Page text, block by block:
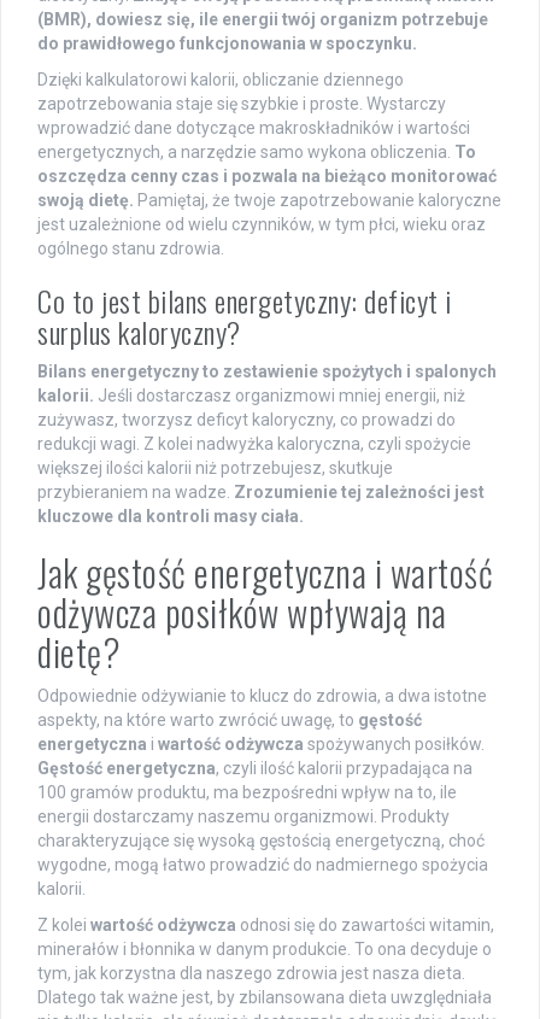
(BMR), dowiesz się, ile energii twój organizm potrzebuje
do prawidłowego funkcjonowania w spoczynku.
Dzięki kalkulatorowi kalorii, obliczanie dziennego
zapotrzebowania staje się szybkie i proste. Wystarczy
wprowadzić dane dotyczące makroskładników i wartości
energetycznych, a narzędzie samo wykona obliczenia. To
oszczędza cenny czas i pozwala na bieżąco monitorować
swoją dietę. Pamiętaj, że twoje zapotrzebowanie kaloryczne
jest uzależnione od wielu czynników, w tym płci, wieku oraz
ogólnego stanu zdrowia.
Co to jest bilans energetyczny: deficyt i
surplus kaloryczny?
Bilans energetyczny to zestawienie spożytych i spalonych
kalorii. Jeśli dostarczasz organizmowi mniej energii, niż
zużywasz, tworzysz deficyt kaloryczny, co prowadzi do
redukcji wagi. Z kolei nadwyżka kaloryczna, czyli spożycie
większej ilości kalorii niż potrzebujesz, skutkuje
przybieraniem na wadze. Zrozumienie tej zależności jest
kluczowe dla kontroli masy ciała.
Jak gęstość energetyczna i wartość
odżywcza posiłków wpływają na
dietę?
Odpowiednie odżywianie to klucz do zdrowia, a dwa istotne
aspekty, na które warto zwrócić uwagę, to gęstość
energetyczna i wartość odżywcza spożywanych posiłków.
Gęstość energetyczna, czyli ilość kalorii przypadająca na
100 gramów produktu, ma bezpośredni wpływ na to, ile
energii dostarczamy naszemu organizmowi. Produkty
charakteryzujące się wysoką gęstością energetyczną, choć
wygodne, mogą łatwo prowadzić do nadmiernego spożycia
kalorii.
Z kolei wartość odżywcza odnosi się do zawartości witamin,
minerałów i błonnika w danym produkcie. To ona decyduje o
tym, jak korzystna dla naszego zdrowia jest nasza dieta.
Dlatego tak ważne jest, by zbilansowana dieta uwzględniała